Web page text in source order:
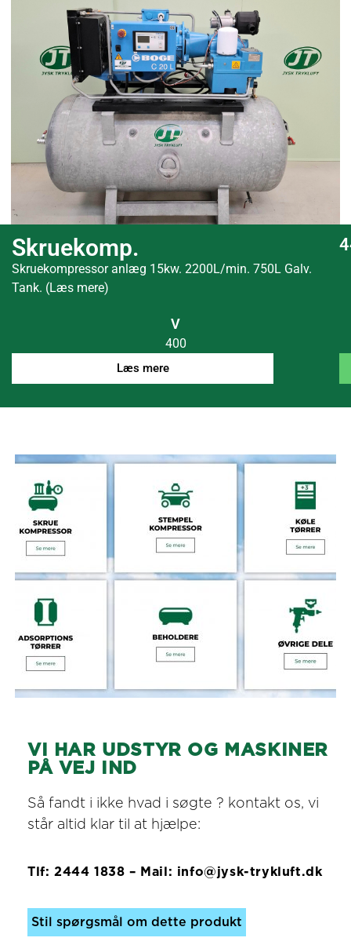
Skruekomp.
Skruekompressor anlæg 15kw. 2200L/min. 750L Galv.
Tank. (Læs mere)
V
400
Læs mere
VI HAR UDSTYR OG MASKINER
PÅ VEJ IND
Så fandt i ikke hvad i søgte ? kontakt os, vi
står altid klar til at hjælpe:
Tlf: 2444 1838 – Mail: info@jysk-trykluft.dk
Stil spørgsmål om dette produkt